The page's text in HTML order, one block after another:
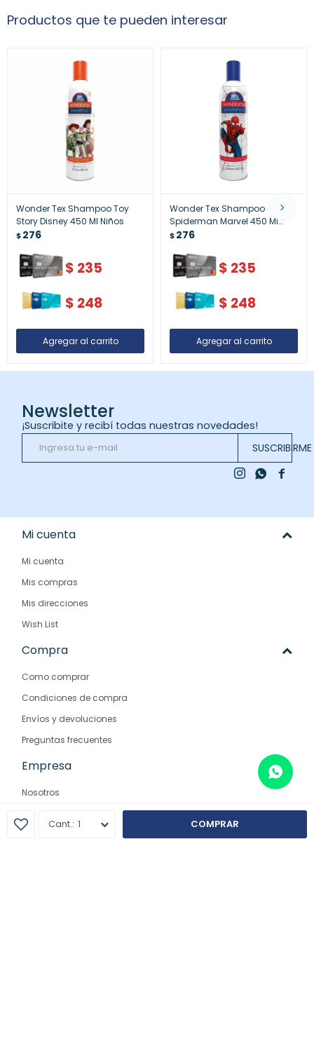
1 COMPRAR
Productos que te pueden interesar
Wonder Tex Shampoo Toy
Story Disney 450 Ml Niños
$276
$ 235
$ 248
Wonder Tex Shampoo
Spiderman Marvel 450 Ml
Niños
$276
$ 235
$ 248
Newsletter
¡Suscribite y recibí todas nuestras novedades!
SUSCRIBIRME

 
Mi cuenta
Mi cuenta
Mis compras
Mis direcciones
Wish List
Compra
Como comprar
Condiciones de compra
Envíos y devoluciones
Preguntas frecuentes
Empresa
Nosotros